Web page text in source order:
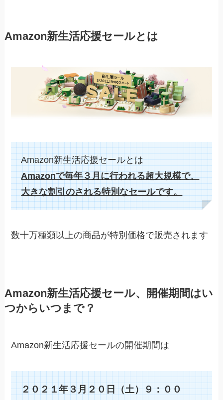
Amazon新生活応援セールとは
Amazon新生活応援セールとは
Amazonで毎年３月に行われる超大規模で、
大きな割引のされる特別なセールです。
数十万種類以上の商品が特別価格で販売されます
Amazon新生活応援セール、開催期間はい
つからいつまで？
Amazon新生活応援セールの開催期間は
２０２１年３月２０日（土）９：００